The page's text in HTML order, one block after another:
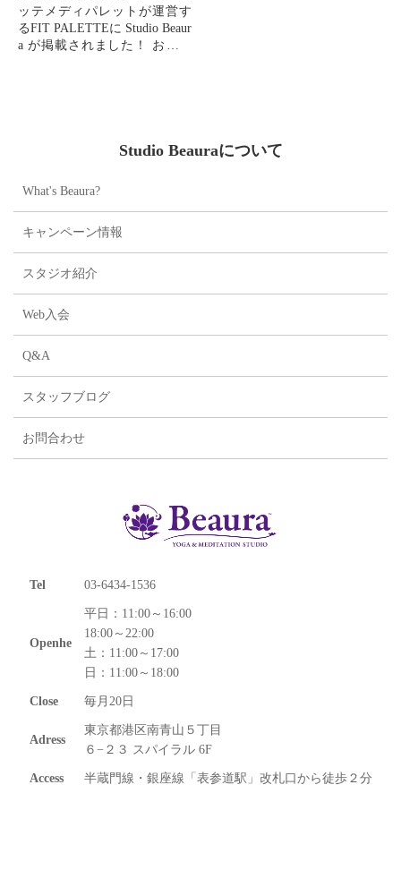
ッテメディパレットが運営す
るFIT PALETTEに Studio Beaur
a が掲載されました！ お口の
Studio Beauraについて
What's Beaura?
キャンペーン情報
スタジオ紹介
Web入会
Q&A
スタッフブログ
お問合わせ
Tel 03-6434-1536
Openhe
平日：11:00～16:00
18:00～22:00
土：11:00～17:00
日：11:00～18:00
Close 毎月20日
Adress
東京都港区南青山５丁目
６−２３ スパイラル 6F
Access 半蔵門線・銀座線「表参道駅」改札口から徒歩２分